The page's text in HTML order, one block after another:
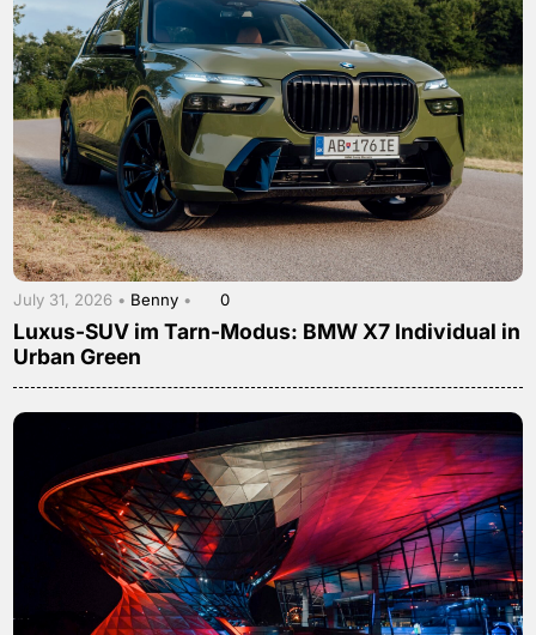
July 31, 2026 • Benny • 0
Luxus-SUV im Tarn-Modus: BMW X7 Individual in
Urban Green